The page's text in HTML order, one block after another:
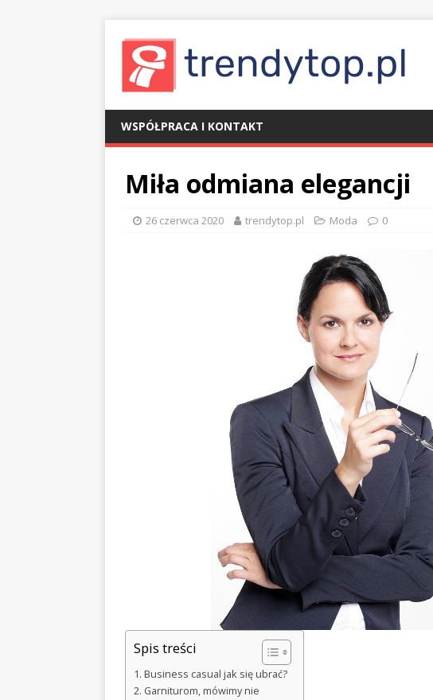
WSPÓŁPRACA I KONTAKT
Miła odmiana elegancji
26 czerwca 2020 trendytop.pl Moda 0
Spis treści
Business casual jak się ubrać?
Garniturom, mówimy nie